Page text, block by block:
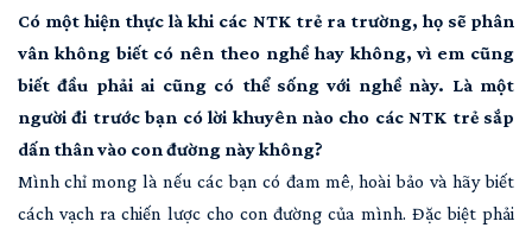
Có một hiện thực là khi các NTK trẻ ra trường, họ sẽ phân
vân không biết có nên theo nghề hay không, vì em cũng
biết đầu phải ai cũng có thể sống với nghề này. Là một
người đi trước bạn có lời khuyên nào cho các NTK trẻ sắp
dấn thân vào con đường này không?
Mình chỉ mong là nếu các bạn có đam mê, hoài bảo và hãy biết
cách vạch ra chiến lược cho con đường của mình. Đặc biệt phải